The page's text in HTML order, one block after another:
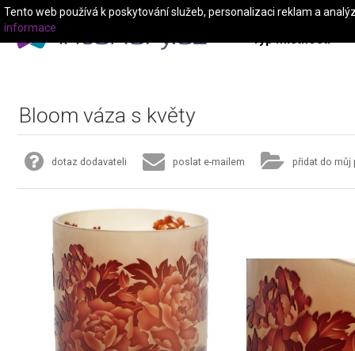
Typ místnosti
Bloom váza s květy
dotaz dodavateli poslat e-mailem přidat do můj
Tento web používá k poskytování služeb, personalizaci reklam a
informace